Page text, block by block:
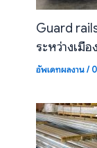
Guard
ระหว่างเมือ
อัพเดทผลงาน/